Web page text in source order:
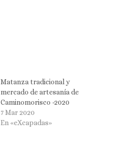
Matanza tradicional y
mercado de artesanía de
Caminomorisco -2020
7 Mar 2020
En «eXcapadas»